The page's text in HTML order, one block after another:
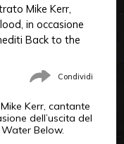
Mike Kerr,
in occasione
Back to the
Condividi
Kerr, cantante
dell’uscita del
Below.